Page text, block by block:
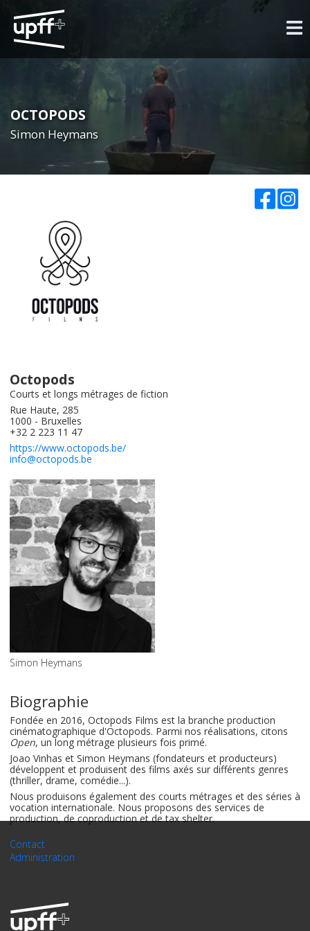
OCTOPODS
Simon Heymans
Octopods
Courts et longs métrages de fiction
Rue Haute, 285
1000 - Bruxelles
+32 2 223 11 47
https://www.octopods.be/
info@octopods.be
Simon Heymans
Biographie
Fondée en 2016, Octopods Films est la branche production
cinématographique d'Octopods. Parmi nos réalisations, citons
Open, un long métrage plusieurs fois primé.
Joao Vinhas et Simon Heymans (fondateurs et producteurs)
développent et produisent des films axés sur différents genres
(thriller, drame, comédie...).
Nous produisons également des courts métrages et des séries à
vocation internationale. Nous proposons des services de
production, de coproduction et de tax shelter.
Contact
Administration